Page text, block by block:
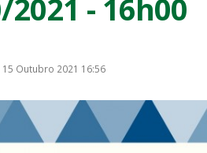
- 16h00
15 Outubro 2021 16:56